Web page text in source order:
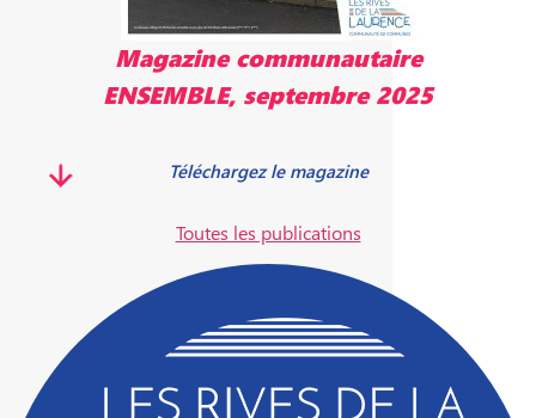
Magazine communautaire
ENSEMBLE, septembre 2025
Téléchargez le magazine
Toutes les publications